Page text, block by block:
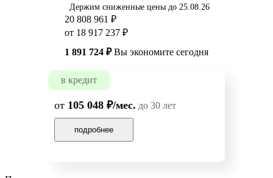
Держим сниженные цены до 25.08.26
20 808 961 ₽
от 18 917 237 ₽
1 891 724 ₽Вы экономите сегодня
в кредит
от 105 048 ₽/мес. до 30 лет
подробнее